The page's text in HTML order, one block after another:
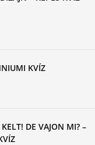
KVÍZ
KELT! DE VAJON MI? –